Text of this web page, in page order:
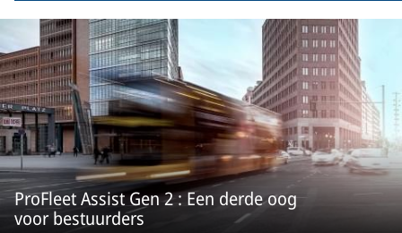
ProFleet Assist Gen 2 : Een derde oog
voor bestuurders